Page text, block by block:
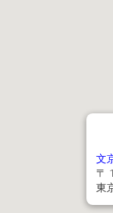
文
〒
東